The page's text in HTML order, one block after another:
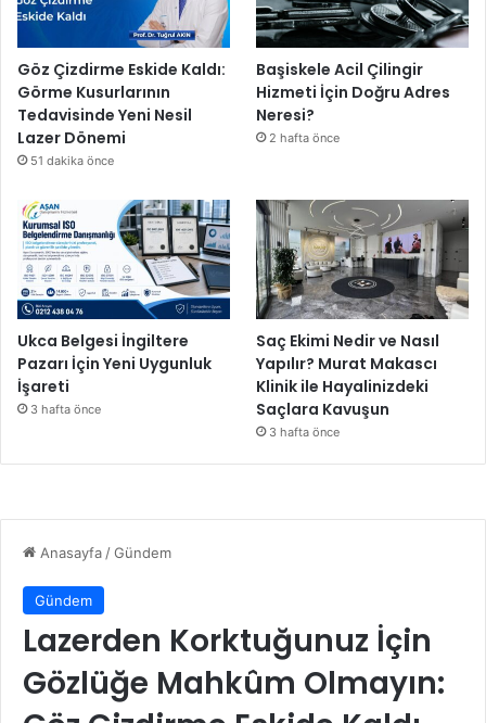
Göz Çizdirme Eskide Kaldı:
Görme Kusurlarının
Tedavisinde Yeni Nesil
Lazer Dönemi
51 dakika önce
Başiskele Acil Çilingir
Hizmeti İçin Doğru Adres
Neresi?
2 hafta önce
Ukca Belgesi İngiltere
Pazarı İçin Yeni Uygunluk
İşareti
3 hafta önce
Saç Ekimi Nedir ve Nasıl
Yapılır? Murat Makascı
Klinik ile Hayalinizdeki
Saçlara Kavuşun
3 hafta önce